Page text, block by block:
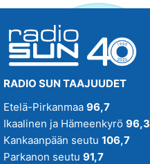
RADIO SUN TAAJUUDET
Etelä-Pirkanmaa 96,7
Ikaalinen ja Hämeenkyrö 96,3
Kankaanpään seutu 106,7
Parkanon seutu 91,7